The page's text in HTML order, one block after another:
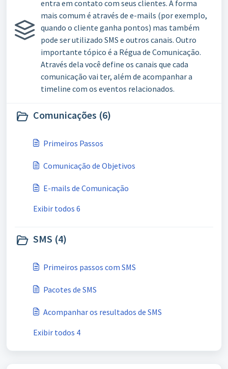
entra em contato com seus clientes. A forma
mais comum é através de e-mails (por exemplo,
quando o cliente ganha pontos) mas também
pode ser utilizado SMS e outros canais. Outro
importante tópico é a Régua de Comunicação.
Através dela você define os canais que cada
comunicação vai ter, além de acompanhar a
timeline com os eventos relacionados.
Comunicações (6)
Primeiros Passos
Comunicação de Objetivos
E-mails de Comunicação
Exibir todos 6
SMS (4)
Primeiros passos com SMS
Pacotes de SMS
Acompanhar os resultados de SMS
Exibir todos 4